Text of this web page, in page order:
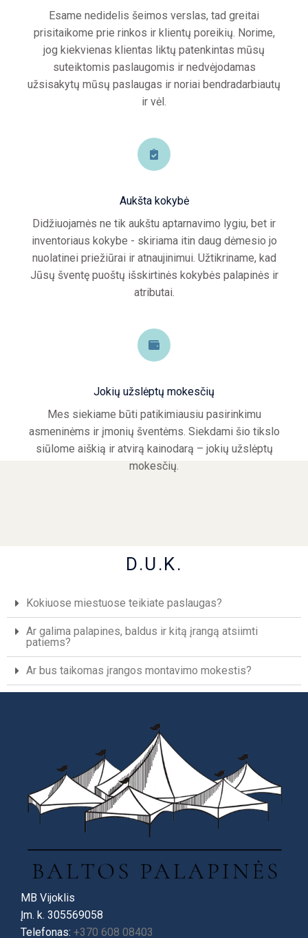
Esame nedidelis šeimos verslas, tad greitai
prisitaikome prie rinkos ir klientų poreikių. Norime,
jog kiekvienas klientas liktų patenkintas mūsų
suteiktomis paslaugomis ir nedvėjodamas
užsisakytų mūsų paslaugas ir noriai bendradarbiautų
ir vėl.
Aukšta kokybė
Didžiuojamės ne tik aukštu aptarnavimo lygiu, bet ir
inventoriaus kokybe - skiriama itin daug dėmesio jo
nuolatinei priežiūrai ir atnaujinimui. Užtikriname, kad
Jūsų šventę puoštų išskirtinės kokybės palapinės ir
atributai.
Jokių užslėptų mokesčių
Mes siekiame būti patikimiausiu pasirinkimu
asmeninėms ir įmonių šventėms. Siekdami šio tikslo
siūlome aiškią ir atvirą kainodarą – jokių užslėptų
mokesčių.
D.U.K.
Kokiuose miestuose teikiate paslaugas?
Ar galima palapines, baldus ir kitą įrangą atsiimti
patiems?
Ar bus taikomas įrangos montavimo mokestis?
MB Vijoklis
Įm. k. 305569058
Telefonas: +370 608 08403